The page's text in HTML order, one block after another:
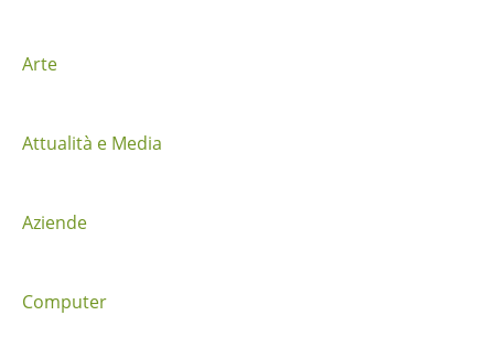
z
o
n
t
Arte
Attualità e Media
Aziende
Computer